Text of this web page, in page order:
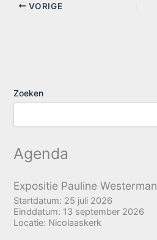
VORIGE
Zoeken
Agenda
Expositie Pauline Westerman
Startdatum: 25 juli 2026
Einddatum: 13 september 2026
Locatie: Nicolaaskerk